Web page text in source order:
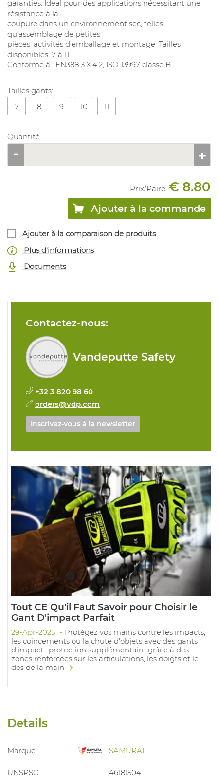
garanties. Idéal pour des applications nécessitant une
résistance à la
coupure dans un environnement sec, telles
qu'assemblage de petites
pièces, activités d'emballage et montage. Tailles
disponibles: 7 à 11.
Conforme à : EN388 3.X.4.2, ISO 13997 classe B.
Tailles gants:
7
8 9 10 11
Quantité
Prix/Paire: € 8.80
Ajouter à la commande
Ajouter à la comparaison de produits
Plus d'informations
Documents
Contactez-nous:
Vandeputte Safety
+32 3 820 98 60
orders@vdp.com
Inscrivez-vous à la newsletter
Tout CE Qu'il Faut Savoir pour Choisir le
Gant D'impact Parfait
29-Apr-2025
Protégez vos mains contre les impacts,
les coincements ou la chute d'objets avec des gants
d'impact : protection supplémentaire grâce à des
zones renforcées sur les articulations, les doigts et le
dos de la main.
Details
Marque SAMURAI
UNSPSC 46181504